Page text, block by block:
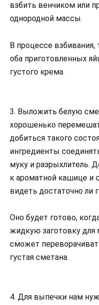
взбить венчиком или
однородной массы.
В процессе
оба приготовленных
густого крема.
3. Выложить белую
хорошенько
добиться такого
ингредиенты
муку и разрыхлитель.
к ароматной кашице и
видеть достаточно ли
Оно будет готово,
жидкую заготовку для
сможет
густая сметана.
4. Для выпечки нам